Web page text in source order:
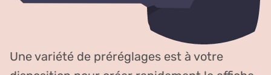
Une variété de préréglages est à votre